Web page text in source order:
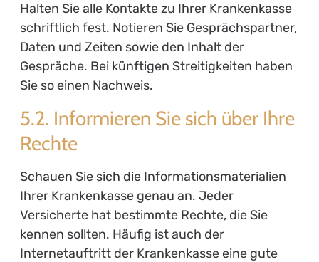
Halten Sie alle Kontakte zu Ihrer Krankenkasse
schriftlich fest. Notieren Sie Gesprächspartner,
Daten und Zeiten sowie den Inhalt der
Gespräche. Bei künftigen Streitigkeiten haben
Sie so einen Nachweis.
5.2. Informieren Sie sich über Ihre
Rechte
Schauen Sie sich die Informationsmaterialien
Ihrer Krankenkasse genau an. Jeder
Versicherte hat bestimmte Rechte, die Sie
kennen sollten. Häufig ist auch der
Internetauftritt der Krankenkasse eine gute